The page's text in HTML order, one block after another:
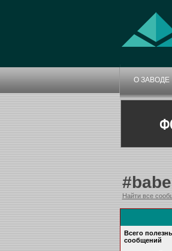
О ЗАВОДЕ
Найти все
Всего
сообщений